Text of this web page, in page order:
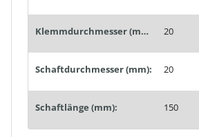
Klemmdurchmesser (mm): 20
Schaftdurchmesser (mm): 20
Schaftlänge (mm): 150